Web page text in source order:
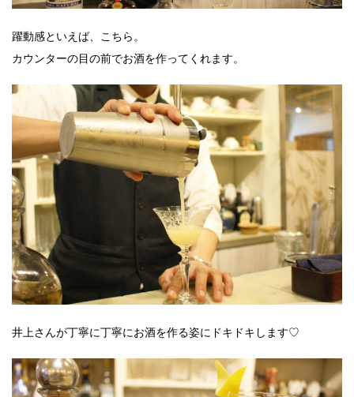
躍動感といえば、こちら。
カウンターの目の前でお酒を作ってくれます。
井上さんが丁寧に丁寧にお酒を作る姿にドキドキします♡